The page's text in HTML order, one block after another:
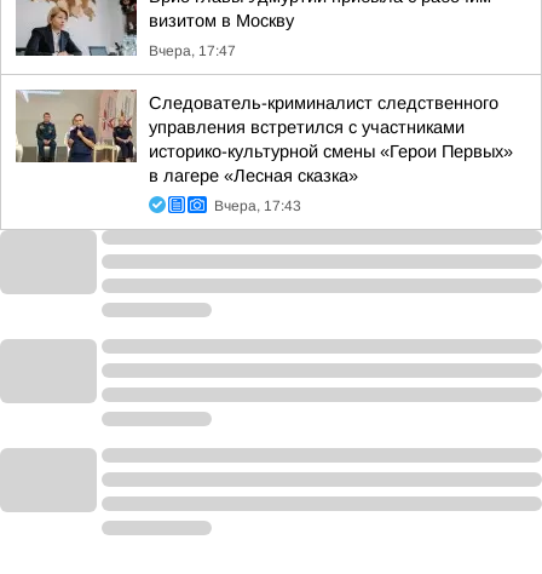
визитом в Москву
Вчера, 17:47
Следователь-криминалист следственного
управления встретился с участниками
историко-культурной смены «Герои Первых»
в лагере «Лесная сказка»
Вчера, 17:43